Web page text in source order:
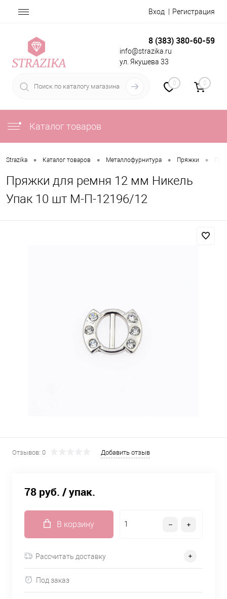
Вход Регистрация
8 (383) 380-60-59
info@strazika.ru
ул. Якушева 33
0 0
Каталог товаров
Strazika • Каталог товаров • Металлофурнитура • Пряжки •
Пряжки для ремня 12 мм Никель
Упак 10 шт М-П-12196/12
Отзывов: 0 Добавить отзыв
78 руб. / упак.
В корзину
Рассчитать доставку
Под заказ